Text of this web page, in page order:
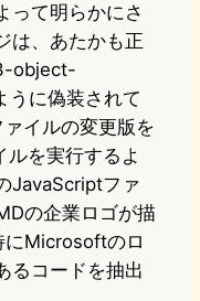
って明らかにさ
は、あたかも正
object-
に偽装されて
イルの変更版を
を実行するよ
JavaScriptファ
の企業ロゴが描
にMicrosoftのロ
るコードを抽出